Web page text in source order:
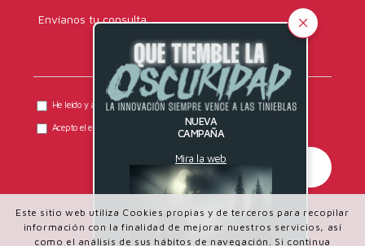
NUEVA
CAMPAÑA
Mira la web
He leído y acepto lapolítica de privacidadde DYRESEL.
Acepto el envío de comunicaciones comerciales.
Este sitio web utiliza Cookies propias y de terceros para recopilar
información con la finalidad de mejorar nuestros servicios, así
como el análisis de sus hábitos de navegación. Si continua